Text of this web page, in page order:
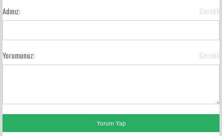
Adınız: Gerekli
Yorumunuz: Gerekli